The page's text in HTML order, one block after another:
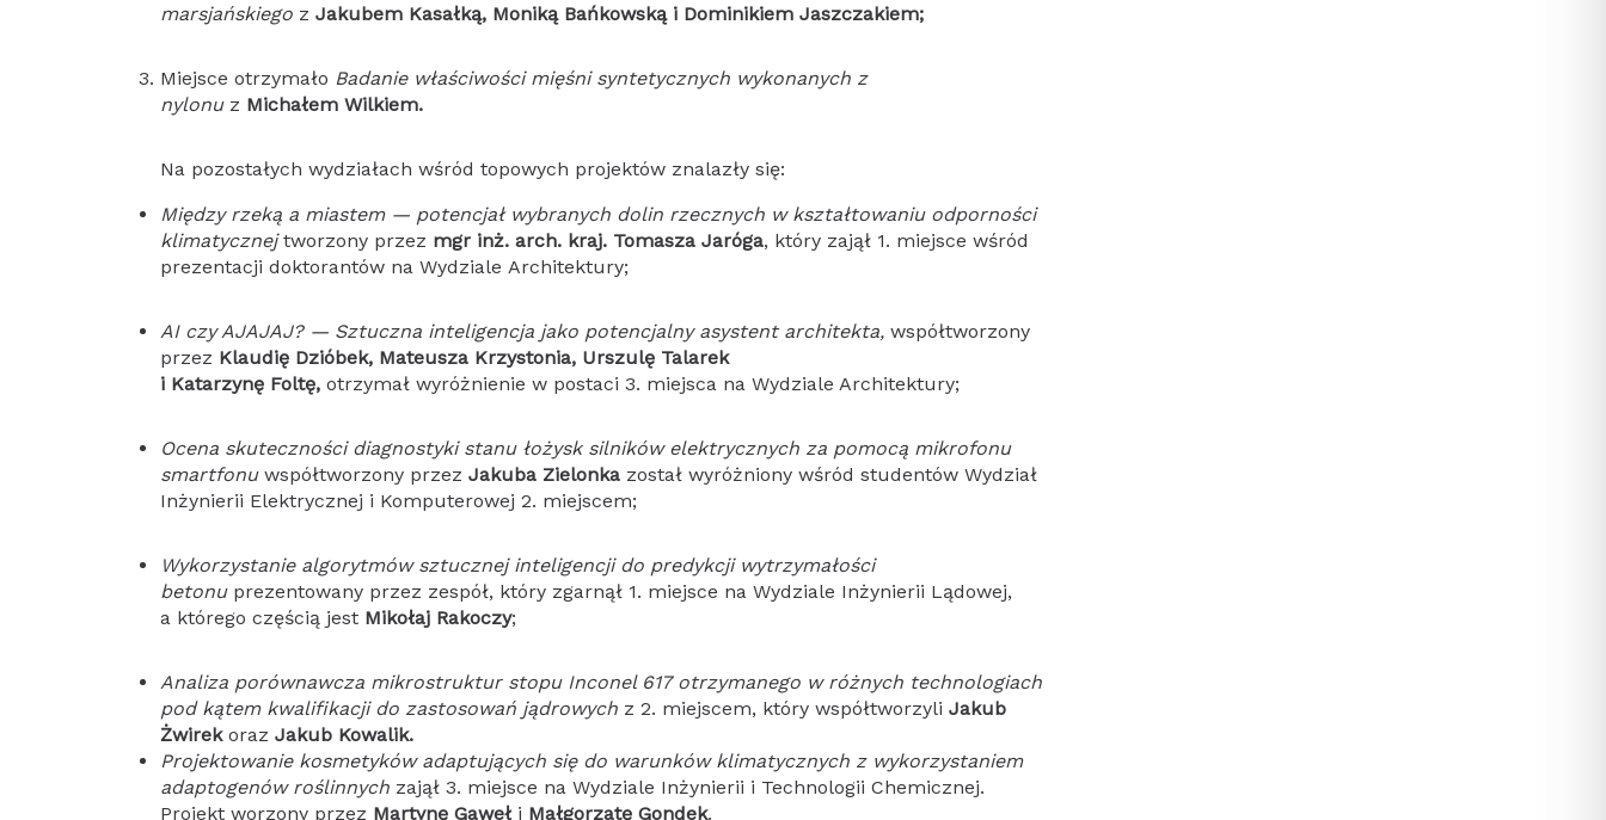
marsjańskiego zJakubem Kasałką, Moniką Bańkowską i Dominikiem Jaszczakiem;
Miejsce otrzymało Badanie właściwości mięśni syntetycznych wykonanych z
nylonu z Michałem Wilkiem.
Na pozostałych wydziałach wśród topowych projektów znalazły się:
Między rzeką a miastem — potencjał wybranych dolin rzecznych w kształtowaniu odporności
klimatycznejtworzony przez mgr inż. arch. kraj. Tomasza Jaróga, który zajął 1. miejsce wśród
prezentacji doktorantów na Wydziale Architektury;
AI czy AJAJAJ? — Sztuczna inteligencja jako potencjalny asystent architekta,współtworzony
przez Klaudię Dzióbek, Mateusza Krzystonia, Urszulę Talarek
i Katarzynę Foltę, otrzymał wyróżnienie w postaci 3. miejsca na Wydziale Architektury;
Ocena skuteczności diagnostyki stanu łożysk silników elektrycznych za pomocą mikrofonu
smartfonuwspółtworzony przezJakuba Zielonka został wyróżniony wśród studentów Wydział
Inżynierii Elektrycznej i Komputerowej 2. miejscem;
Wykorzystanie algorytmów sztucznej inteligencji do predykcji wytrzymałości
betonu prezentowany przez zespół, który zgarnął 1. miejsce na Wydziale Inżynierii Lądowej,
a którego częścią jest Mikołaj Rakoczy;
Analiza porównawcza mikrostruktur stopu Inconel 617 otrzymanego w różnych technologiach
pod kątem kwalifikacji do zastosowań jądrowych z 2. miejscem, który współtworzyliJakub
ŻwirekorazJakub Kowalik.
Projektowanie kosmetyków adaptujących się do warunków klimatycznych z wykorzystaniem
adaptogenów roślinnych zajął 3. miejsce na Wydziale Inżynierii i Technologii Chemicznej.
Projekt worzony przez Martynę Gawełi Małgorzatę Gondek.